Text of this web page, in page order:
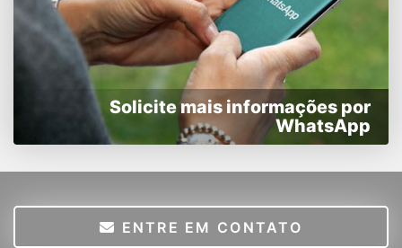
Solicite mais informações por
WhatsApp
ENTRE EM CONTATO